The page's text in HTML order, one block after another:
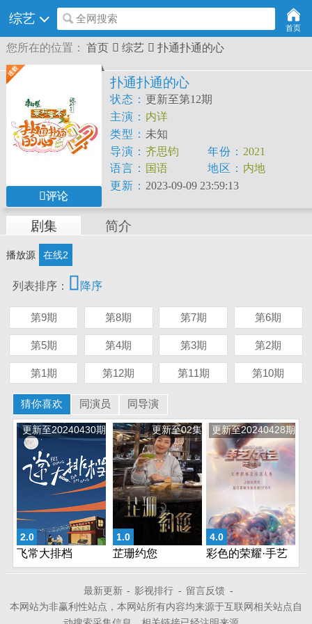
综艺 全网搜索
首页
您所在的位置： 首页  综艺  扑通扑通的心
评论
扑通扑通的心
状态： 更新至第12期
主演： 内详
类型： 未知
导演： 齐思钧 年份： 2021
语言： 国语 地区： 内地
更新： 2023-09-09 23:59:13
剧集 简介
播放源 在线2
列表排序：  降序
第9期 第8期 第7期 第6期
第5期 第4期 第3期 第2期
第1期 第12期 第11期 第10期
猜你喜欢 同演员 同导演
2.0
更新至20240430期
飞常大排档
1.0
更新至02集
芷珊约您
4.0
更新至20240428期
彩色的荣耀·手艺
人大会第二季
最新更新 - 影视排行 - 留言反馈 -
本网站为非赢利性站点，本网站所有内容均来源于互联网相关站点自